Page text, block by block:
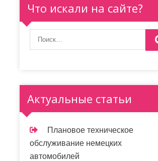
Что искали на сайте?
Актуальные статьи
Плановое техническое
обслуживание немецких
автомобилей